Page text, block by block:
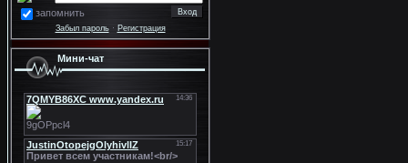
запомнить
Забыл пароль· Регистрация
Мини-чат